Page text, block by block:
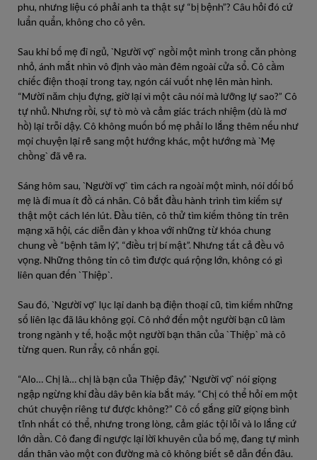
phu, nhưng liệu có phải anh ta thật sự “bị bệnh”? Câu hỏi đó cứ
luẩn quẩn, không cho cô yên.
Sau khi bố mẹ đi ngủ, `Người vợ` ngồi một mình trong căn phòng
nhỏ, ánh mắt nhìn vô định vào màn đêm ngoài cửa sổ. Cô cầm
chiếc điện thoại trong tay, ngón cái vuốt nhẹ lên màn hình.
“Mười năm chịu đựng, giờ lại vì một câu nói mà lưỡng lự sao?” Cô
tự nhủ. Nhưng rồi, sự tò mò và cảm giác trách nhiệm (dù là mơ
hồ) lại trỗi dậy. Cô không muốn bố mẹ phải lo lắng thêm nếu như
mọi chuyện lại rẽ sang một hướng khác, một hướng mà `Mẹ
chồng` đã vẽ ra.
Sáng hôm sau, `Người vợ` tìm cách ra ngoài một mình, nói dối bố
mẹ là đi mua ít đồ cá nhân. Cô bắt đầu hành trình tìm kiếm sự
thật một cách lén lút. Đầu tiên, cô thử tìm kiếm thông tin trên
mạng xã hội, các diễn đàn y khoa với những từ khóa chung
chung về “bệnh tâm lý”, “điều trị bí mật”. Nhưng tất cả đều vô
vọng. Những thông tin cô tìm được quá rộng lớn, không có gì
liên quan đến `Thiệp`.
Sau đó, `Người vợ` lục lại danh bạ điện thoại cũ, tìm kiếm những
số liên lạc đã lâu không gọi. Cô nhớ đến một người bạn cũ làm
trong ngành y tế, hoặc một người bạn thân của `Thiệp` mà cô
từng quen. Run rẩy, cô nhấn gọi.
“Alo… Chị là… chị là bạn của Thiệp đây,” `Người vợ` nói giọng
ngập ngừng khi đầu dây bên kia bắt máy. “Chị có thể hỏi em một
chút chuyện riêng tư được không?” Cô cố gắng giữ giọng bình
tĩnh nhất có thể, nhưng trong lòng, cảm giác tội lỗi và lo lắng cứ
lớn dần. Cô đang đi ngược lại lời khuyên của bố mẹ, đang tự mình
dấn thân vào một con đường mà cô không biết sẽ dẫn đến đâu.